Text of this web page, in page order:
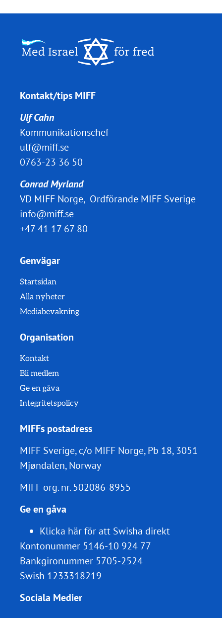
Kontakt/tips MIFF
Ulf Cahn
Kommunikationschef
ulf@miff.se
0763-23 36 50
Conrad Myrland
VD MIFF Norge, Ordförande MIFF Sverige
info@miff.se
+47 41 17 67 80
Genvägar
Startsidan
Alla nyheter
Mediabevakning
Organisation
Kontakt
Bli medlem
Ge en gåva
Integritetspolicy
MIFFs postadress
MIFF Sverige, c/o MIFF Norge, Pb 18, 3051
Mjøndalen, Norway
MIFF org. nr.502086-8955
Ge en gåva
Klicka här för att Swisha direkt
Kontonummer 5146-10 924 77
Bankgironummer 5705-2524
Swish 1233318219
Sociala Medier